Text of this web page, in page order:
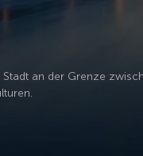
an der Grenze